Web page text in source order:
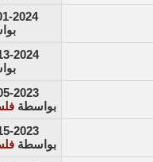
2024
2024
2023
بواسطة
2023
بواسطة